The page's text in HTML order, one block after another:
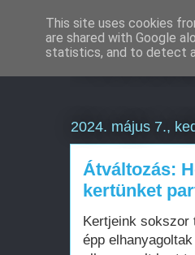
2024. május 7.,
Átváltozás:
kertünket
Kertjeink sokszor
épp
This site uses cookies
are shared with Google
statistics, and to detect